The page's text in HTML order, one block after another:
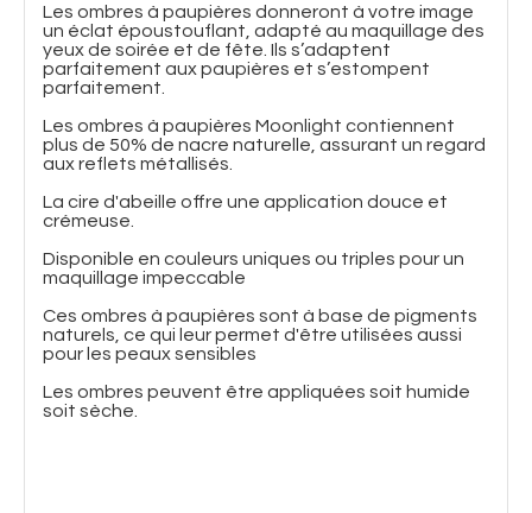
Les ombres à paupières donneront à votre image
un éclat époustouflant, adapté au maquillage des
yeux de soirée et de fête. Ils s’adaptent
parfaitement aux paupières et s’estompent
parfaitement.
Les ombres à paupières Moonlight contiennent
plus de 50% de nacre naturelle, assurant un regard
aux reflets métallisés.
La cire d'abeille offre une application douce et
crémeuse.
Disponible en couleurs uniques ou triples pour un
maquillage impeccable
Ces ombres à paupières sont à base de pigments
naturels, ce qui leur permet d'être utilisées aussi
pour les peaux sensibles
Les ombres peuvent être appliquées soit humide
soit sèche.